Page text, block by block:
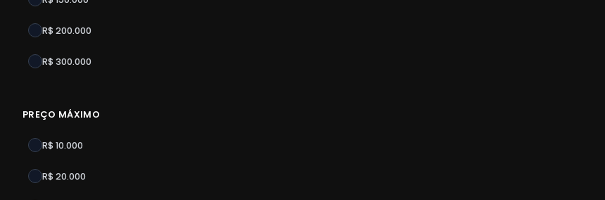
R$ 200.000
R$ 300.000
PREÇO MÁXIMO
R$ 10.000
R$ 20.000